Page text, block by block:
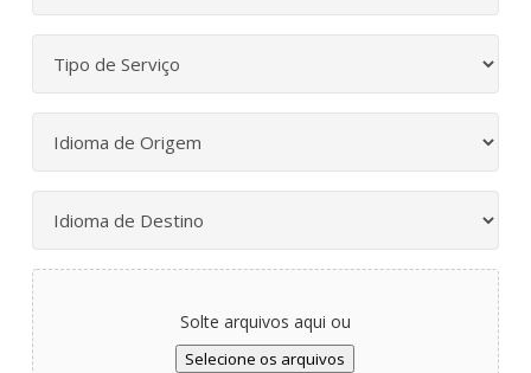
Solte arquivos aqui ou
Selecione os arquivos